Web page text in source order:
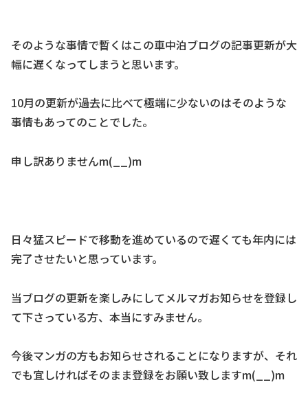
そのような事情で暫くはこの車中泊ブログの記事更新が大
幅に遅くなってしまうと思います。
10月の更新が過去に比べて極端に少ないのはそのような
事情もあってのことでした。
申し訳ありませんm(__)m
日々猛スピードで移動を進めているので遅くても年内には
完了させたいと思っています。
当ブログの更新を楽しみにしてメルマガお知らせを登録し
て下さっている方、本当にすみません。
今後マンガの方もお知らせされることになりますが、それ
でも宜しければそのまま登録をお願い致しますm(__)m